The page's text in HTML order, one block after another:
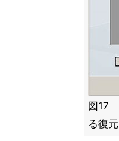
図17
る復